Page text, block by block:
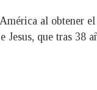
al obtener
que tras 38